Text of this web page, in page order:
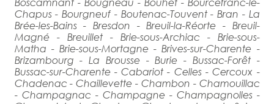
Chapus - Bourgneuf - Boutenac-Touvent - Bran - La
Brée-les-Bains - Bresdon - Breuil-la-Réorte - Breuil-
Magné - Breuillet - Brie-sous-Archiac - Brie-sous-
Matha - Brie-sous-Mortagne - Brives-sur-Charente -
Brizambourg - La Brousse - Burie - Bussac-Forêt -
Bussac-sur-Charente - Cabariot - Celles - Cercoux -
Chadenac - Chaillevette - Chambon - Chamouillac
- Champagnac - Champagne - Champagnolles -